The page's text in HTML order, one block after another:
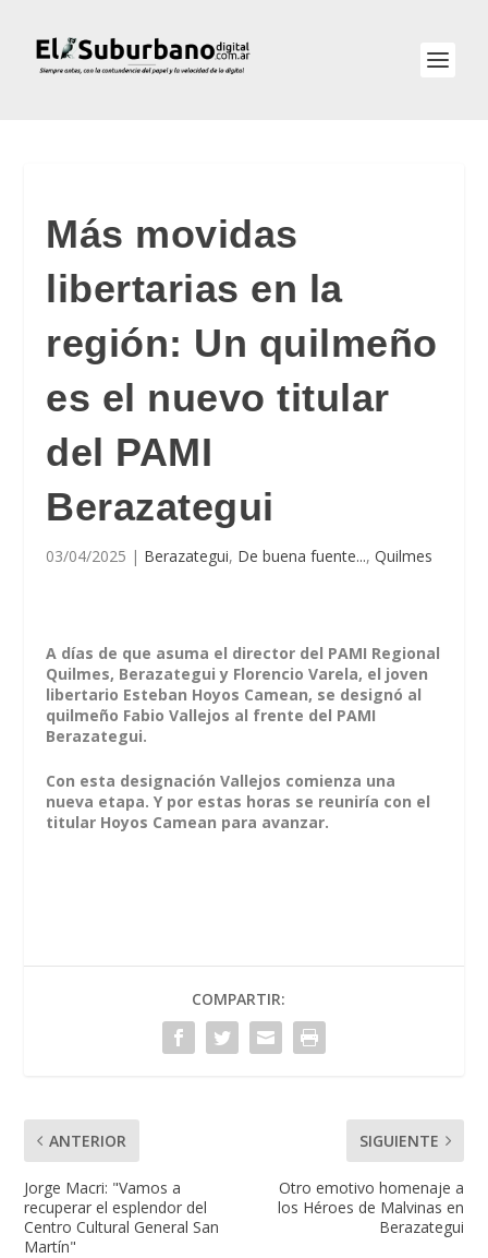
Más movidas
libertarias en la
región: Un quilmeño
es el nuevo titular
del PAMI
Berazategui
03/04/2025 | Berazategui, De buena fuente...,Quilmes
A días de que asuma el director del PAMI Regional
Quilmes, Berazategui y Florencio Varela, el joven
libertario Esteban Hoyos Camean, se designó al
quilmeño Fabio Vallejos al frente del PAMI
Berazategui.
Con esta designación Vallejos comienza una
nueva etapa. Y por estas horas se reuniría con el
titular Hoyos Camean para avanzar.
COMPARTIR:
ANTERIOR
Jorge Macri: "Vamos a
recuperar el esplendor del
Centro Cultural General San
Martín"
SIGUIENTE
Otro emotivo homenaje a
los Héroes de Malvinas en
Berazategui